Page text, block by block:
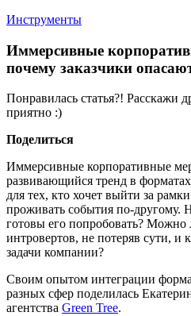
Инструменты
Иммерсивные
почему заказчики
Понравилась статья?! Расскажи
приятно :)
Поделиться
Иммерсивные корпоративные
развивающийся тренд в
для тех, кто хочет выйти за
проживать события по-другому.
готовы его попробовать? Можно
интровертов, не потеряв сути, и
задачи компании?
Своим опытом интеграции
разных сфер поделилась
агентства Green Tree.